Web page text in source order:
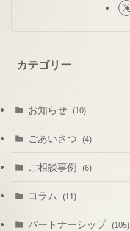
カテゴリー
お知らせ (10)
ごあいさつ (4)
ご相談事例 (6)
コラム (11)
パートナーシップ (105)